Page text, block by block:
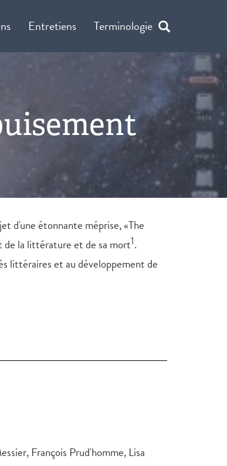
Entretiens Terminologie
d'une étonnante méprise, «The
la littérature et de sa mort1.
littéraires et au développement de
François Prud'homme, Lisa